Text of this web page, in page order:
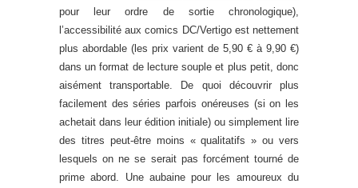
pour leur ordre de sortie chronologique),
l’accessibilité aux comics DC/Vertigo est nettement
plus abordable (les prix varient de 5,90 € à 9,90 €)
dans un format de lecture souple et plus petit, donc
aisément transportable. De quoi découvrir plus
facilement des séries parfois onéreuses (si on les
achetait dans leur édition initiale) ou simplement lire
des titres peut-être moins « qualitatifs » ou vers
lesquels on ne se serait pas forcément tourné de
prime abord. Une aubaine pour les amoureux du